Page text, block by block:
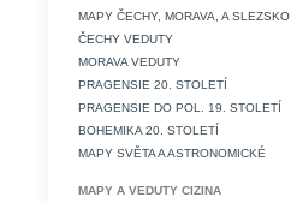
MAPY ČECHY, MORAVA, A SLEZSKO
ČECHY VEDUTY
MORAVA VEDUTY
PRAGENSIE 20. STOLETÍ
PRAGENSIE DO POL. 19. STOLETÍ
BOHEMIKA 20. STOLETÍ
MAPY SVĚTA A ASTRONOMICKÉ
MAPY A VEDUTY CIZINA